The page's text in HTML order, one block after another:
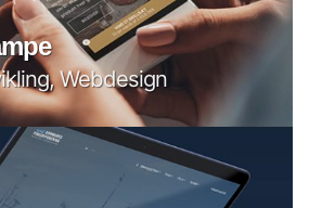
Webdesign